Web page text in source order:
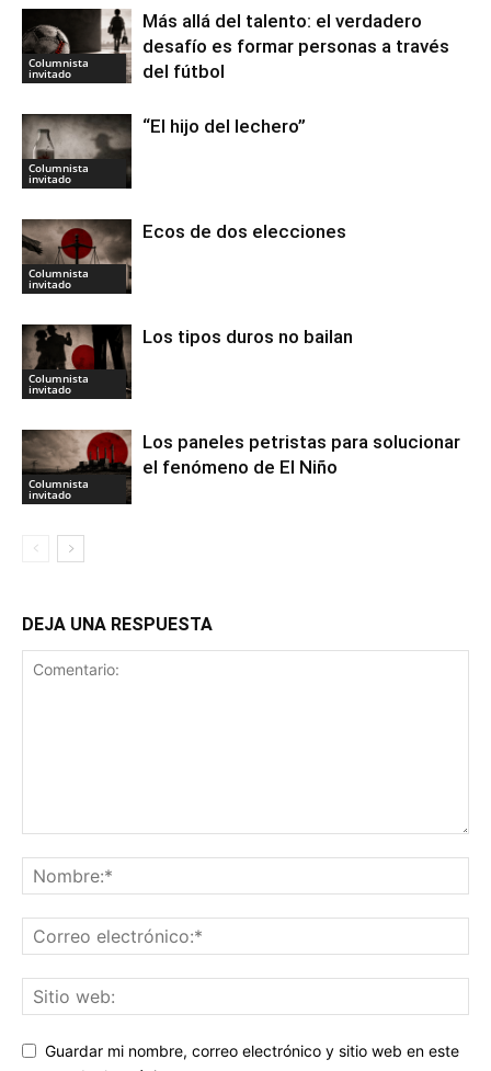
Columnista
invitado
Más allá del talento: el verdadero
desafío es formar personas a través
del fútbol
Columnista
invitado
“El hijo del lechero”
Columnista
invitado
Ecos de dos elecciones
Columnista
invitado
Los tipos duros no bailan
Columnista
invitado
Los paneles petristas para solucionar
el fenómeno de El Niño
DEJA UNA RESPUESTA
Guardar mi nombre, correo electrónico y sitio web en este